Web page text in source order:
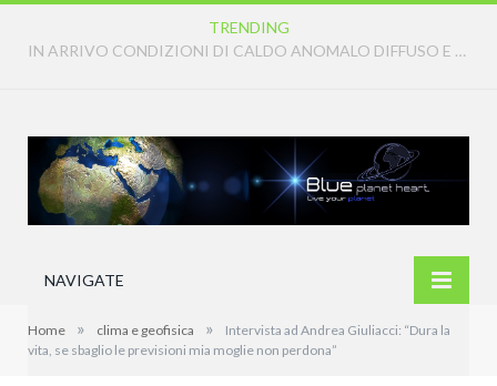
TRENDING
IN ARRIVO CONDIZIONI DI CALDO ANOMALO DIFFUSO E PERSISTENTE
NAVIGATE
Home » clima e geofisica »
Intervista ad Andrea Giuliacci: “Dura la
vita, se sbaglio le previsioni mia moglie non perdona”